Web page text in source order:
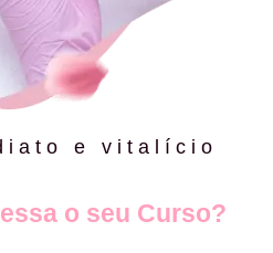
e vitalício
o seu Curso?